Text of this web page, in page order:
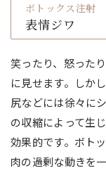
ボトックス注射
表情ジワ
笑ったり、怒った
に見せます。しか
尻などには徐々に
の収縮によって生
効果的です。ボト
肉の過剰な動きを